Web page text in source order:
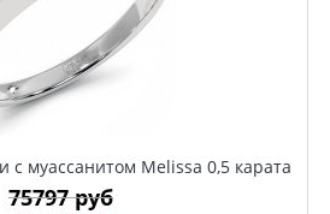
с муассанитом Melissa 0,5 карата
75797 руб